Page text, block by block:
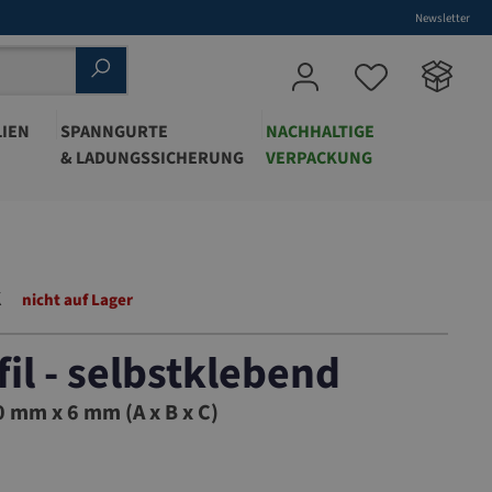
Newsletter
SPANNGURTE
& LADUNGSSICHERUNG
NACHHALTIGE
VERPACKUNG
nicht auf Lager
- selbstklebend
x 6 mm (A x B x C)